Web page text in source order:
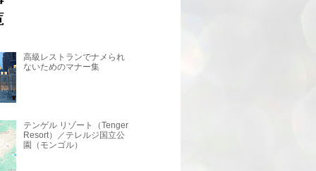
高級レストランでナメられ
ないためのマナー集
テンゲル リゾート（Tenger
Resort）／テレルジ国立公
園（モンゴル）